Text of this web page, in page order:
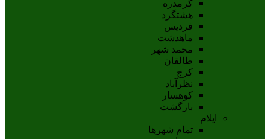
گرمدره
هشتگرد
فردیس
ماهدشت
محمد شهر
طالقان
کرج
نظرآباد
کوهسار
بازگشت
ایلام
تمام شهر‌ها